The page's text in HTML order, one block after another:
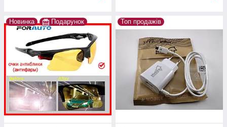
Новинка Подарунок Топ продажів